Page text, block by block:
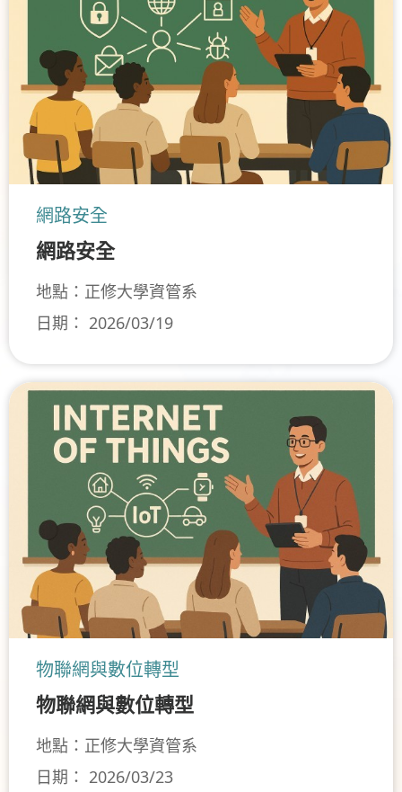
網路安全
網路安全
地點：正修大學資管系
日期： 2026/03/19
物聯網與數位轉型
物聯網與數位轉型
地點：正修大學資管系
日期： 2026/03/23